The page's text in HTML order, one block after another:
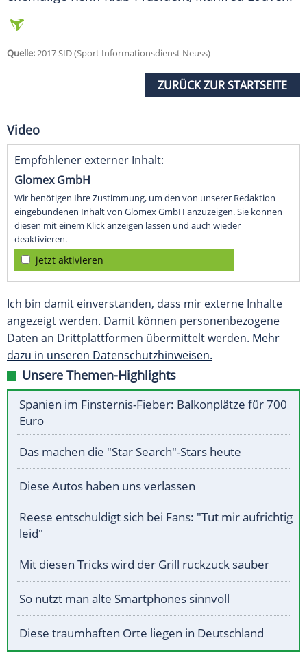
Quelle:2017 SID (Sport Informationsdienst Neuss)
ZURÜCK ZUR STARTSEITE
Video
Empfohlener externer Inhalt:
Glomex GmbH
Wir benötigen Ihre Zustimmung, um den von unserer Redaktion
eingebundenen Inhalt von Glomex GmbH anzuzeigen. Sie können
diesen mit einem Klick anzeigen lassen und auch wieder
deaktivieren.
jetzt aktivieren
Ich bin damit einverstanden, dass mir externe Inhalte
angezeigt werden. Damit können personenbezogene
Daten an Drittplattformen übermittelt werden. Mehr
dazu in unseren Datenschutzhinweisen.
Unsere Themen-Highlights
Spanien im Finsternis-Fieber: Balkonplätze für 700
Euro
Das machen die "Star Search"-Stars heute
Diese Autos haben uns verlassen
Reese entschuldigt sich bei Fans: "Tut mir aufrichtig
leid"
Mit diesen Tricks wird der Grill ruckzuck sauber
So nutzt man alte Smartphones sinnvoll
Diese traumhaften Orte liegen in Deutschland